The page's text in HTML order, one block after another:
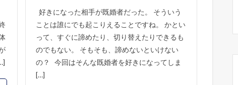
好きになった相手が既婚者だった。 そういう
ことは誰にでも起こりえることですね。 かとい
って、すぐに諦めたり、切り替えたりできるも
のでもない。 そもそも、諦めないといけない
の？ 今回はそんな既婚者を好きになってしま
[…]